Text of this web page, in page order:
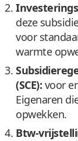
deze
voor
warmte
(SCE): voor
Eigenaren
opwekken.
Btw-